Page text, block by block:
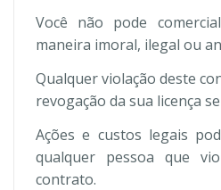
Você não pode
maneira imoral, ilegal ou
Qualquer violação deste
revogação da sua licença
Ações e custos legais
qualquer pessoa que
contrato.